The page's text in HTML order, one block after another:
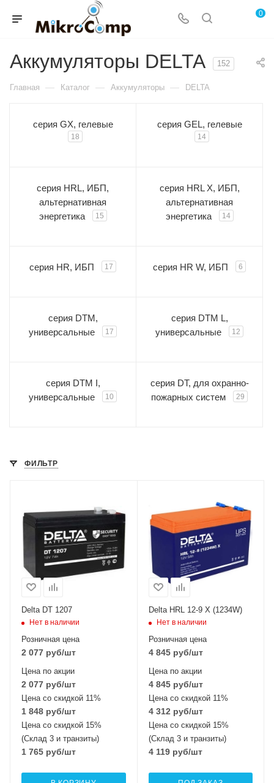
0
Аккумуляторы DELTA 152
Главная — Каталог — Аккумуляторы — DELTA
серия GX, гелевые
18
серия GEL, гелевые
14
серия HRL, ИБП,
альтернативная
энергетика
15
серия HRL X, ИБП,
альтернативная
энергетика
14
серия HR, ИБП 17 серия HR W, ИБП 6
серия DTM,
универсальные
17
серия DTM L,
универсальные
12
серия DTM I,
универсальные
10
серия DT, для охранно-
пожарных систем
29
ФИЛЬТР
Delta DT 1207
Нет в наличии
Розничная цена
2 077 руб/шт
Цена по акции
2 077 руб/шт
Цена со скидкой 11%
1 848 руб/шт
Цена со скидкой 15%
(Склад 3 и транзиты)
1 765 руб/шт
Delta HRL 12-9 X (1234W)
Нет в наличии
Розничная цена
4 845руб/шт
Цена по акции
4 845руб/шт
Цена со скидкой 11%
4 312 руб/шт
Цена со скидкой 15%
(Склад 3 и транзиты)
4 119руб/шт